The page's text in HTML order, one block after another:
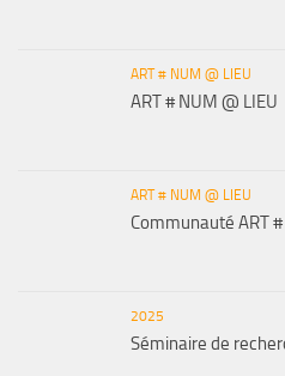
ART # NUM @ LIEU
ART # NUM @ LIEU
ART # NUM @ LIEU
Communauté ART
2025
Séminaire de